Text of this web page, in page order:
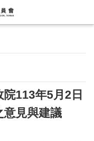
113年5月2日
意見與建議